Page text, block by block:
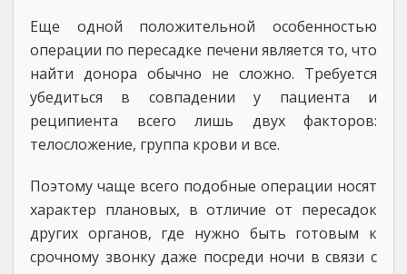
Еще одной положительной особенностью
операции по пересадке печени является то, что
найти донора обычно не сложно. Требуется
убедиться в совпадении у пациента и
реципиента всего лишь двух факторов:
телосложение, группа крови и все.
Поэтому чаще всего подобные операции носят
характер плановых, в отличие от пересадок
других органов, где нужно быть готовым к
срочному звонку даже посреди ночи в связи с